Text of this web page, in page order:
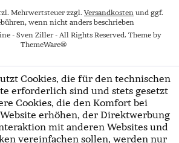
Mehrwertsteuer zzgl. Versandkosten und ggf.
wenn nicht anders beschrieben
- Sven Ziller - All Rights Reserved. Theme by
ThemeWare®
Cookies, die für den technischen
erforderlich sind und stets gesetzt
Cookies, die den Komfort bei
erhöhen, der Direktwerbung
mit anderen Websites und
vereinfachen sollen, werden nur